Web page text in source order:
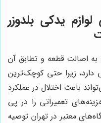
یدکی بلدوزر
به اصالت قطعه و تطابق آن
دارد، زیرا حتی کوچک‌ترین
باعث اختلال در عملکرد
تعمیراتی را در پی
معتبر در تهران توصیه